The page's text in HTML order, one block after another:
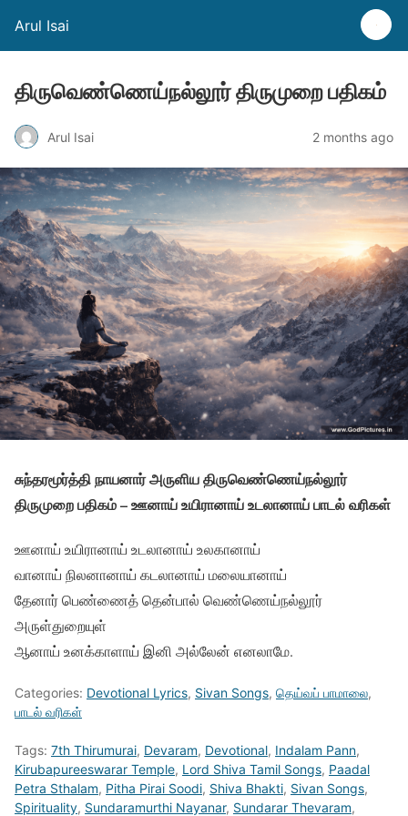
Arul Isai
திருவெண்ணெய்நல்லூர் திருமுறை பதிகம்
Arul Isai 2 months ago
சுந்தரமூர்த்தி நாயனார் அருளிய திருவெண்ணெய்நல்லூர்
திருமுறை பதிகம் – ஊனாய் உயிரானாய் உடலானாய் பாடல் வரிகள்
ஊனாய் உயிரானாய் உடலானாய் உலகானாய்
வானாய் நிலனானாய் கடலானாய் மலையானாய்
தேனார் பெண்ணைத் தென்பால் வெண்ணெய்நல்லூர்
அருள்துறையுள்
ஆனாய் உனக்காளாய் இனி அல்லேன் எனலாமே.
Categories: Devotional Lyrics, Sivan Songs, தெய்வப் பாமாலை,
பாடல் வரிகள்
Tags: 7th Thirumurai, Devaram, Devotional, Indalam Pann,
Kirubapureeswarar Temple, Lord Shiva Tamil Songs, Paadal
Petra Sthalam, Pitha Pirai Soodi, Shiva Bhakti, Sivan Songs,
Spirituality, Sundaramurthi Nayanar, Sundarar Thevaram,